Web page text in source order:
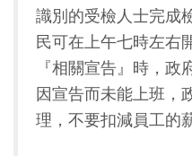
識別的受檢人士完成
民可在上午七時左右
『相關宣告』時，政
因宣告而未能上班，
理，不要扣減員工的